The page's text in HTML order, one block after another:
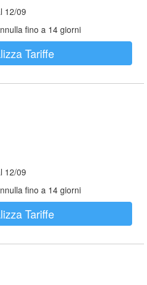
12/09
fino a 14 giorni
Tariffe
12/09
fino a 14 giorni
Tariffe